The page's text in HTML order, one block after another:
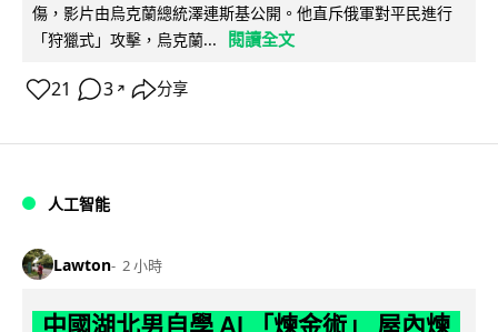
傷，影片由烏克蘭總統澤連斯基公開。他直斥俄軍對平民進行
「狩獵式」攻擊，烏克蘭...
閱讀全文
21 3 ↗ 分享
人工智能
Lawton 2 小時
中國湖北男自學 AI 「煉金術」 屋內煉